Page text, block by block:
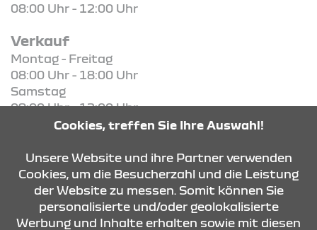
08:00 Uhr - 12:00 Uhr
Verkauf
Montag - Freitag
08:00 Uhr - 18:00 Uhr
Samstag
09:00 Uhr - 12:00 Uhr
KONTAKT & ANFAHRT
ÖFFNUNGSZEITEN
Cookies, treffen Sie Ihre Auswahl!
Unsere Website und ihre Partner verwenden
Cookies, um die Besucherzahl und die Leistung
der Website zu messen. Somit können Sie
personalisierte und/oder geolokalisierte
Werbung und Inhalte erhalten sowie mit diesen